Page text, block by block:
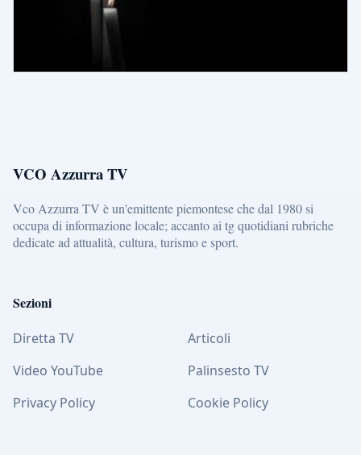
VCO Azzurra TV
Vco Azzurra TV è un'emittente piemontese che dal 1980 si
occupa di informazione locale; accanto ai tg quotidiani rubriche
dedicate ad attualità, cultura, turismo e sport.
Sezioni
Diretta TV
Articoli
Video YouTube
Palinsesto TV
Privacy Policy
Cookie Policy